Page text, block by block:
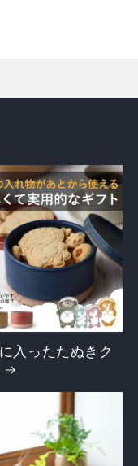
入ったたぬきク